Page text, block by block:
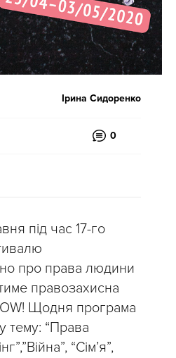
Ірина Сидоренко
0
під час 17-го
про права людини
правозахисна
Щодня програма
тему: “Права
“Сім’я”,